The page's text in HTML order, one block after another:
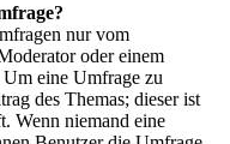
nur vom
oder einem
eine Umfrage zu
des Themas; dieser ist
Wenn niemand eine